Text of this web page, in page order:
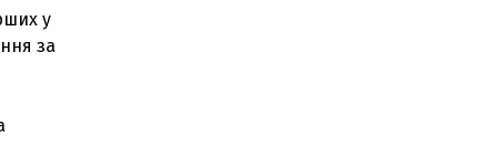
у
за